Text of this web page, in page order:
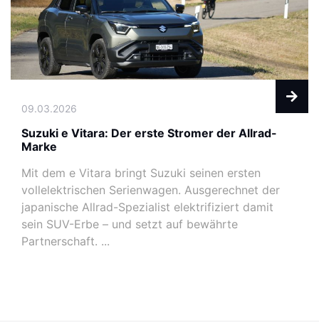
09.03.2026
Suzuki e Vitara: Der erste Stromer der Allrad-
Marke
Mit dem e Vitara bringt Suzuki seinen ersten
vollelektrischen Serienwagen. Ausgerechnet der
japanische Allrad-Spezialist elektrifiziert damit
sein SUV-Erbe – und setzt auf bewährte
Partnerschaft. ...